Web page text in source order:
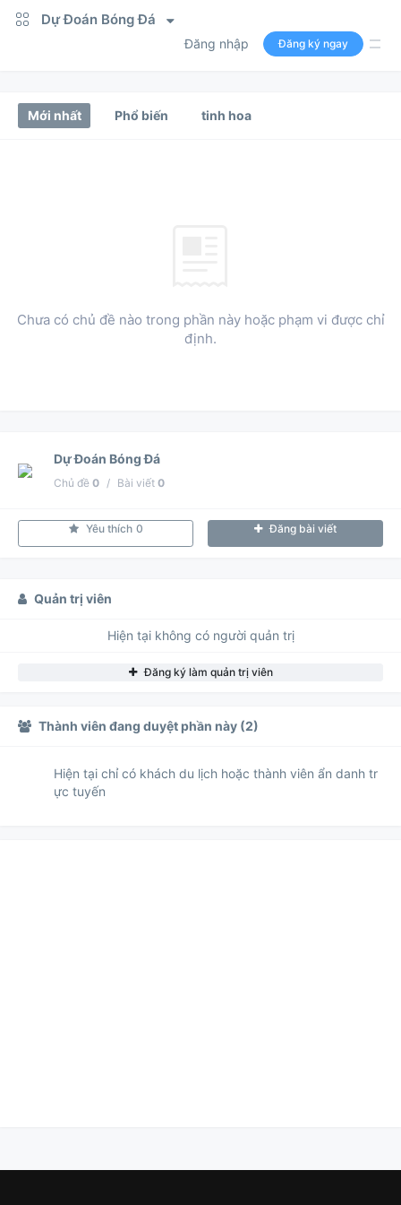
Dự Đoán Bóng Đá
Đăng nhập Đăng ký ngay
Mới nhất Phổ biến tinh hoa
Chưa có chủ đề nào trong phần này hoặc phạm vi được chỉ
định.
Dự Đoán Bóng Đá
Chủ đề 0 / Bài viết 0
Yêu thích 0 Đăng bài viết
Quản trị viên
Hiện tại không có người quản trị
Đăng ký làm quản trị viên
Thành viên đang duyệt phần này (2)
Hiện tại chỉ có khách du lịch hoặc thành viên ẩn danh tr
ực tuyến